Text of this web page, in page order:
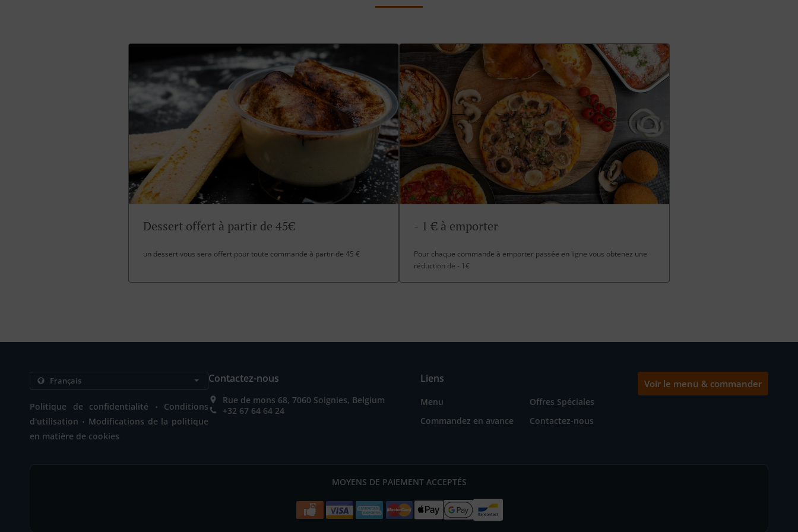
Dessert offert à partir de 45€
un dessert vous sera offert pour toute commande à partir de 45 €
- 1 € à emporter
Pour chaque commande à emporter passée en ligne vous obtenez une
réduction de - 1€
Politique de confidentialité .
Conditions
d'utilisation . Modifications de la politique
en matière de cookies
Contactez-nous
Rue de mons 68, 7060 Soignies, Belgium
+32 67 64 64 24
Liens
Menu
Offres Spéciales
Commandez en avance
Contactez-nous
Voir le menu & commander
MOYENS DE PAIEMENT ACCEPTÉS